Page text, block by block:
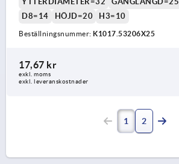
D8=14
HÖJD=20 H3=10
Beställningsnummer: K1017.53206X25
17,67 kr
exkl. moms
exkl. leveranskostnader
1 2